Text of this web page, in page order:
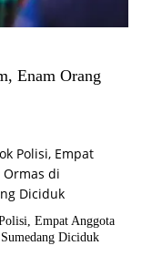
Enam Orang
Empat Anggota
Diciduk